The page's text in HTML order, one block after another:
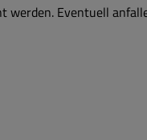
werden. Eventuell